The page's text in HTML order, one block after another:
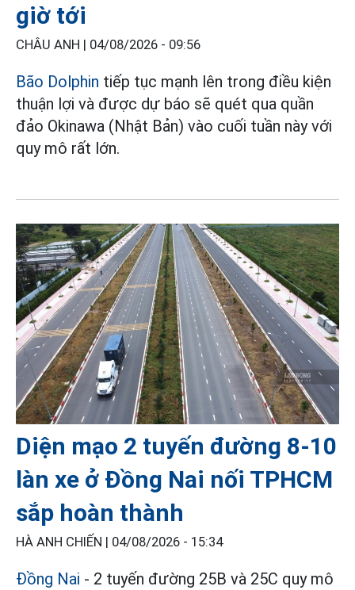
giờ tới
CHÂU ANH | 04/08/2026 - 09:56
Bão Dolphin tiếp tục mạnh lên trong điều kiện
thuận lợi và được dự báo sẽ quét qua quần
đảo Okinawa (Nhật Bản) vào cuối tuần này với
quy mô rất lớn.
Diện mạo 2 tuyến đường 8-10
làn xe ở Đồng Nai nối TPHCM
sắp hoàn thành
HÀ ANH CHIẾN | 04/08/2026 - 15:34
Đồng Nai - 2 tuyến đường 25B và 25C quy mô